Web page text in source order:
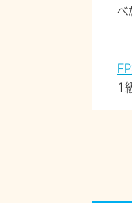
べ
1